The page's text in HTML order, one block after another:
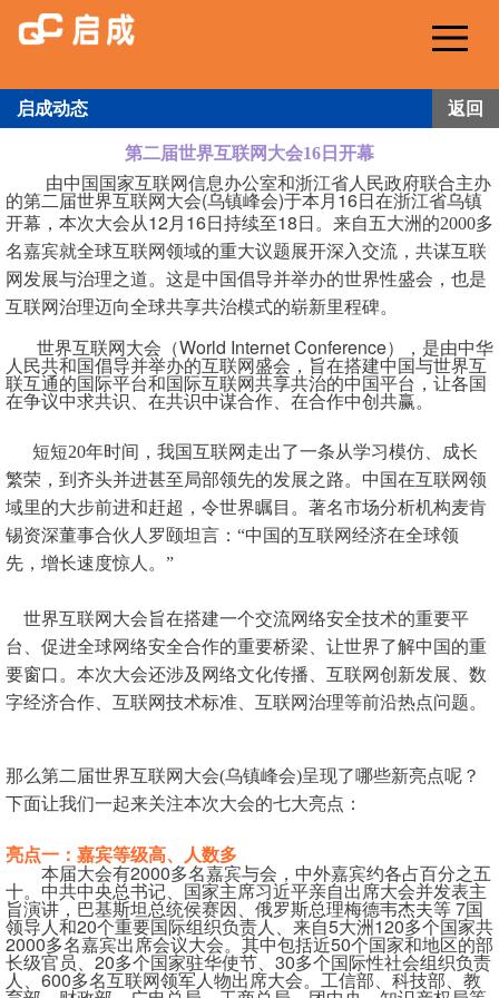
启成动态 返回
第二届世界互联网大会16日开幕
由中国国家互联网信息办公室和浙江省人民政府联合主办
的第二届世界互联网大会(乌镇峰会)于本月16日在浙江省乌镇
开幕，本次大会从12月16日持续至18日。
来自五大洲的2000多
名嘉宾就全球互联网领域的重大议题展开深入交流，共谋互联
网发展与治理之道。这是中国倡导并举办的世界性盛会，也是
互联网治理迈向全球共享共治模式的崭新里程碑。
世界互联网大会（World Internet Conference），是由中华
人民共和国倡导并举办的互联网盛会，旨在搭建中国与世界互
联互通的国际平台和国际互联网共享共治的中国平台，让各国
在争议中求共识、在共识中谋合作、在合作中创共赢。
短短20年时间，我国互联网走出了一条从学习模仿、成长
繁荣，到齐头并进甚至局部领先的发展之路。中国在互联网领
域里的大步前进和赶超，令世界瞩目。著名市场分析机构麦肯
锡资深董事合伙人罗颐坦言：“中国的互联网经济在全球领
先，增长速度惊人。”
世界互联网大会旨在搭建一个交流网络安全技术的重要平
台、促进全球网络安全合作的重要桥梁、让世界了解中国的重
要窗口。本次大会还涉及网络文化传播、互联网创新发展、数
字经济合作、互联网技术标准、互联网治理等前沿热点问题。
那么第二届世界互联网大会(乌镇峰会)呈现了哪些新亮点呢？
下面让我们一起来关注本次大会的七大亮点：
亮点一：嘉宾等级高、人数多
本届大会有2000多名嘉宾与会，中外嘉宾约各占百分之五
十。中共中央总书记、国家主席习近平亲自出席大会并发表主
旨演讲，巴基斯坦总统侯赛因、俄罗斯总理梅德韦杰夫等 7国
领导人和20个重要国际组织负责人、来自5大洲120多个国家共
2000多名嘉宾出席会议大会。其中包括近50个国家和地区的部
长级官员、20多个国家驻华使节、30多个国际性社会组织负责
人、600多名互联网领军人物出席大会。工信部、科技部、教